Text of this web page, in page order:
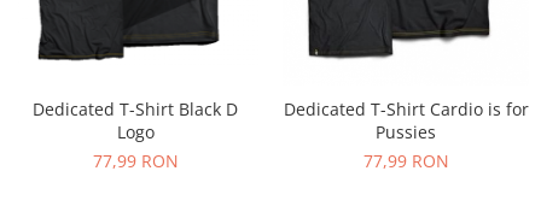
Under Armour
Universal
Weider
Dedicated T-Shirt Black D
Logo
77,99 RON
Dedicated T-Shirt Cardio is for
Pussies
77,99 RON